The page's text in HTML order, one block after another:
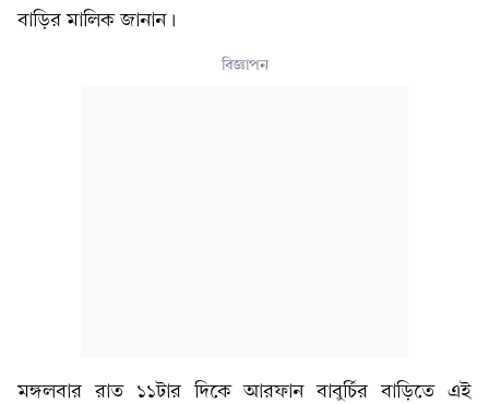
বাড়ির মালিক জানান।
বিজ্ঞাপন
মঙ্গলবার রাত ১১টার দিকে আরফান বাবুর্চির বাড়িতে এই